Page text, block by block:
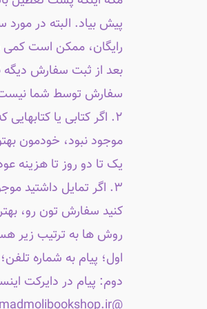
پیش بیاد. البته در مورد
رایگان، ممکن است
بعد از ثبت سفارش دیگه
سفارش توسط شما
۲. اگر کتابی یا
موجود نبود، خودمون
یک تا دو روز تا هزینه
۳. اگر تمایل داشتید
کنید سفارش تون رو،
روش ها به ترتیب زیر
اول؛ پیام به شماره تلفن؛ 09165435982
دوم: پیام در دایرکت